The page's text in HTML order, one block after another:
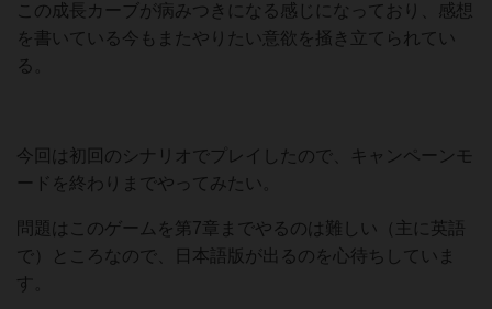
この成長カーブが病みつきになる感じになっており、感想
を書いている今もまたやりたい意欲を掻き立てられてい
る。
今回は初回のシナリオでプレイしたので、キャンペーンモ
ードを終わりまでやってみたい。
問題はこのゲームを第7章までやるのは難しい（主に英語
で）ところなので、日本語版が出るのを心待ちしていま
す。